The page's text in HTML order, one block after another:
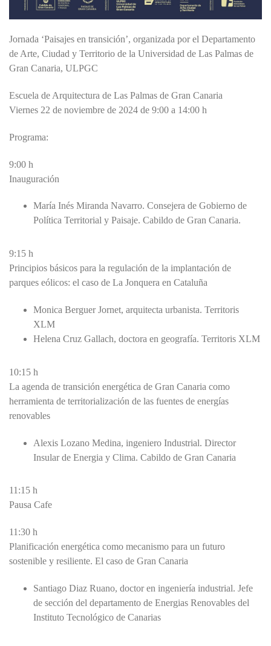
Jornada ‘Paisajes en transición’, organizada por el Departamento
de Arte, Ciudad y Territorio de la Universidad de Las Palmas de
Gran Canaria, ULPGC
Escuela de Arquitectura de Las Palmas de Gran Canaria
Viernes 22 de noviembre de 2024 de 9:00 a 14:00 h
Programa:
9:00 h
Inauguración
María Inés Miranda Navarro. Consejera de Gobierno de
Política Territorial y Paisaje. Cabildo de Gran Canaria.
9:15 h
Principios básicos para la regulación de la implantación de
parques eólicos: el caso de La Jonquera en Cataluña
Monica Berguer Jornet, arquitecta urbanista. Territoris
XLM
Helena Cruz Gallach, doctora en geografía. Territoris XLM
10:15 h
La agenda de transición energética de Gran Canaria como
herramienta de territorialización de las fuentes de energías
renovables
Alexis Lozano Medina, ingeniero Industrial. Director
Insular de Energia y Clima. Cabildo de Gran Canaria
11:15 h
Pausa Cafe
11:30 h
Planificación energética como mecanismo para un futuro
sostenible y resiliente. El caso de Gran Canaria
Santiago Diaz Ruano, doctor en ingeniería industrial. Jefe
de sección del departamento de Energias Renovables del
Instituto Tecnológico de Canarias